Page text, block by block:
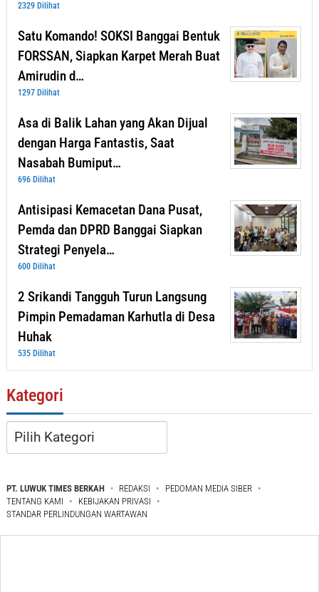
2329 Dilihat
Satu Komando! SOKSI Banggai Bentuk
FORSSAN, Siapkan Karpet Merah Buat
Amirudin d…
1297 Dilihat
Asa di Balik Lahan yang Akan Dijual
dengan Harga Fantastis, Saat
Nasabah Bumiput…
696 Dilihat
Antisipasi Kemacetan Dana Pusat,
Pemda dan DPRD Banggai Siapkan
Strategi Penyela…
600 Dilihat
2 Srikandi Tangguh Turun Langsung
Pimpin Pemadaman Karhutla di Desa
Huhak
535 Dilihat
Kategori
Kategori
PT. LUWUK TIMES BERKAH REDAKSI
PEDOMAN MEDIA SIBER
TENTANG KAMI
KEBIJAKAN PRIVASI
STANDAR PERLINDUNGAN WARTAWAN